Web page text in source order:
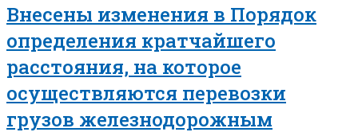
Внесены изменения в Порядок
определения кратчайшего
расстояния, на которое
осуществляются перевозки
грузов железнодорожным